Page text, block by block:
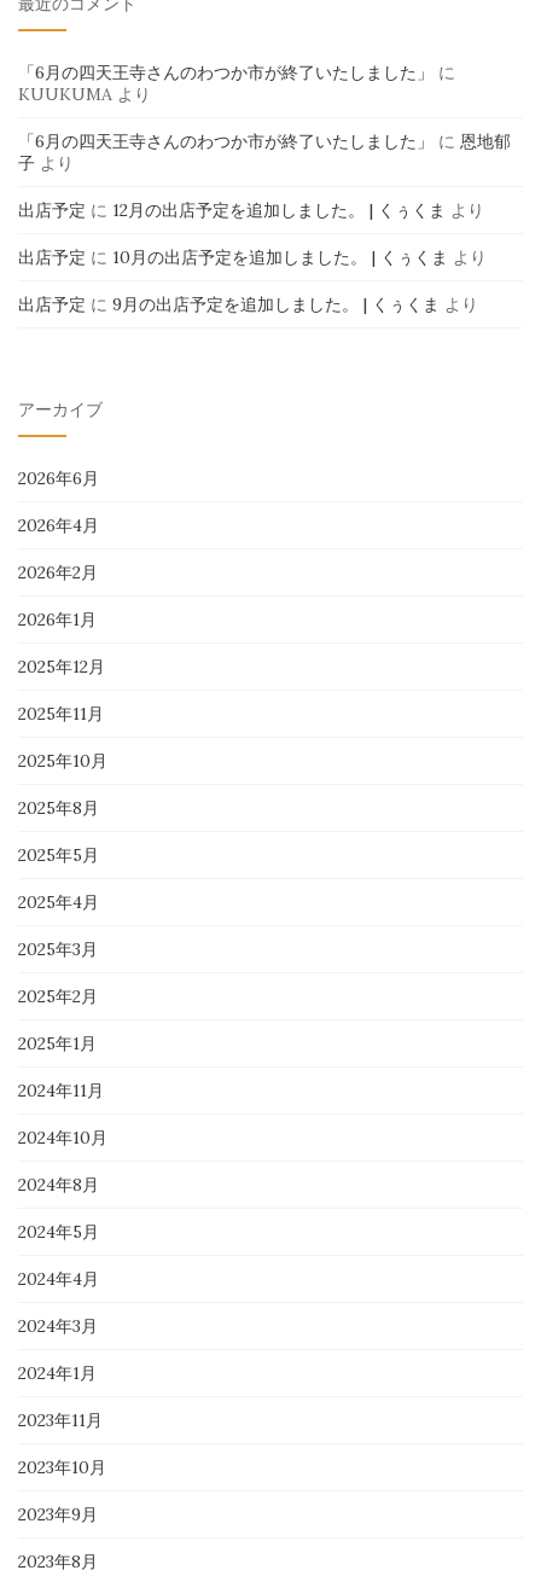
「6月の四天王寺さんのわつか市が終了いたしました」
に
KUUKUMA より
「6月の四天王寺さんのわつか市が終了いたしました」 に 恩地郁
子 より
出店予定 に 12月の出店予定を追加しました。 | くぅくま より
出店予定 に 10月の出店予定を追加しました。 | くぅくま より
出店予定 に 9月の出店予定を追加しました。 | くぅくま より
アーカイブ
2026年6月
2026年4月
2026年2月
2026年1月
2025年12月
2025年11月
2025年10月
2025年8月
2025年5月
2025年4月
2025年3月
2025年2月
2025年1月
2024年11月
2024年10月
2024年8月
2024年5月
2024年4月
2024年3月
2024年1月
2023年11月
2023年10月
2023年9月
2023年8月